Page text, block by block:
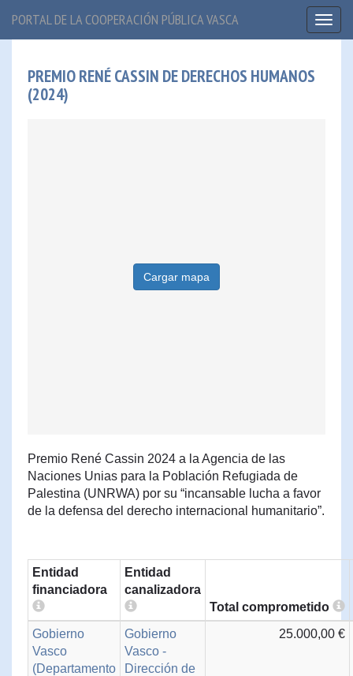
PORTAL DE LA COOPERACIÓN PÚBLICA VASCA
PREMIO RENÉ CASSIN DE DERECHOS HUMANOS
(2024)
Cargar mapa
Premio René Cassin 2024 a la Agencia de las
Naciones Unias para la Población Refugiada de
Palestina (UNRWA) por su “incansable lucha a favor
de la defensa del derecho internacional humanitario”.
Entidad
financiadora
Entidad
canalizadora
Total comprometido
Gobierno
Vasco
(Departamento
Gobierno
Vasco -
Dirección de
25.000,00 €